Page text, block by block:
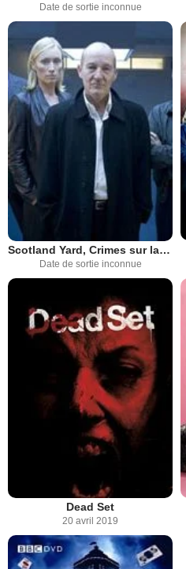
Date de sortie inconnue
Scotland Yard, Crimes sur la Tamise
Date de sortie inconnue
Dead Set
20 avril 2019